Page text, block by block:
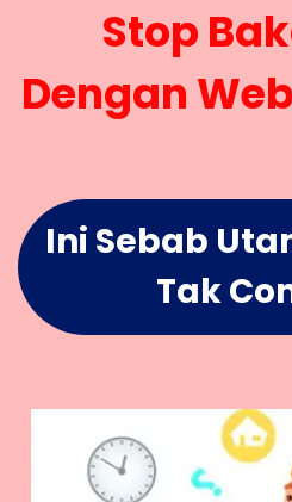
Stop
Dengan
Ini Sebab
Tak